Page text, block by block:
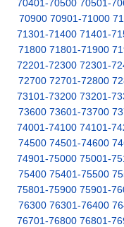
70401-70500 70501-
70900 70901-71000
71301-71400 71401-
71800 71801-71900
72201-72300 72301-
72700 72701-72800
73101-73200 73201-
73600 73601-73700
74001-74100 74101-
74500 74501-74600
74901-75000 75001-
75400 75401-75500
75801-75900 75901-
76300 76301-76400
76701-76800 76801-